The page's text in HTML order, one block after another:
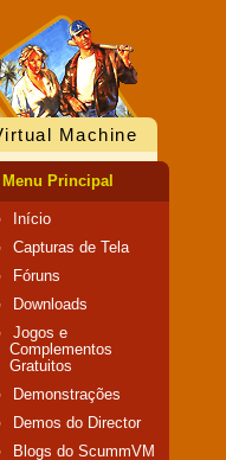
Machine
Menu Principal
Início
Capturas de Tela
Fóruns
Downloads
Jogos e
Complementos
Gratuitos
Demonstrações
Demos do Director
Blogs do ScummVM